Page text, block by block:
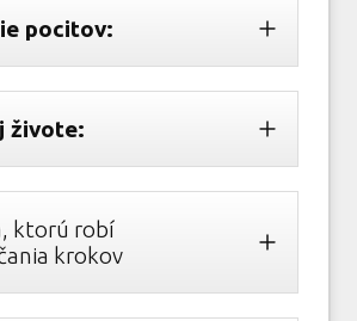
pocitov:
živote:
ktorú robí
krokov